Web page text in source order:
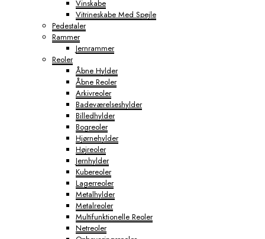
Vinskabe
Vitrineskabe Med Spejle
Pedestaler
Rammer
Jernrammer
Reoler
Åbne Hylder
Åbne Reoler
Arkivreoler
Badeværelseshylder
Billedhylder
Bogreoler
Hjørnehylder
Højreoler
Jernhylder
Kubereoler
Lagerreoler
Metalhylder
Metalreoler
Multifunktionelle Reoler
Netreoler